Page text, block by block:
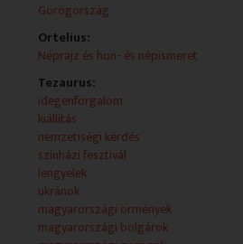
MEGSZÓLALÓ: Városi Veronika;
- Thália nyomdokain: Arcusfest
Találkozó
NYILATKOZÓ: Petridisz Hrisztosz,
Alevrogianni Vivien; Alevrogiannis
Efsztradiadu Zoi; Nagy Kalliopé;
- Nemzetiségi hírek (hírolvasók:
Kodova Michaela; Rishko Román;
Éva; Topuzidisz Dimitrisz)
- Utazási Kiállítás 2009: Görögország
Görögország
Ortelius:
Néprajz és hon- és népismeret
Tezaurus:
idegenforgalom
kiállítás
nemzetiségi kérdés
színházi fesztivál
lengyelek
ukránok
magyarországi örmények
magyarországi bolgárok